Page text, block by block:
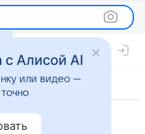
с Алисой AI
или видео —